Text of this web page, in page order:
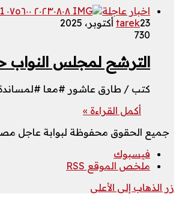
اخبار عاجلة
tarek23 أكتوبر، 2025
730
الترشح لمجلس النواب حلم
كتب / طارق عاشور #معا
أكمل القراءة »
جميع الحقوق محفوظة لبوابة عاجل مصر
فيسبوك
ملخص الموقع RSS
زر الذهاب إلى الأعلى